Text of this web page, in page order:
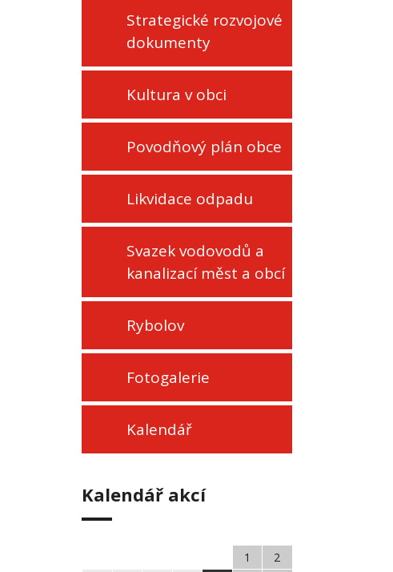
Strategické rozvojové
dokumenty
Kultura v obci
Povodňový plán obce
Likvidace odpadu
Svazek vodovodů a
kanalizací měst a obcí
Rybolov
Fotogalerie
Kalendář
Kalendář akcí
1
2